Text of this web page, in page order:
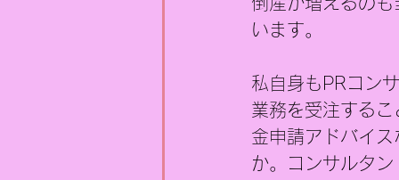
います。
私自身もPRコン
業務を受注する
金申請アドバイ
か。コンサルタ